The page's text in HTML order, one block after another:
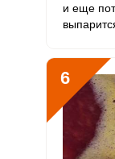
и еще
6